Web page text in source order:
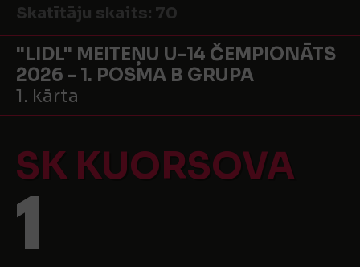
Skatītāju skaits: 70
"LIDL" MEITEŅU U-14 ČEMPIONĀTS
2026 - 1. POSMA B GRUPA
1. kārta
SK KUORSOVA
1